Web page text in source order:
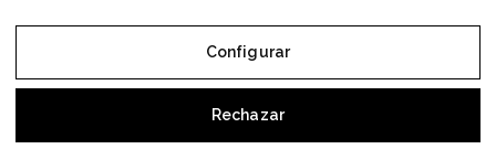
Desarrollado por:
Configurar
Rechazar